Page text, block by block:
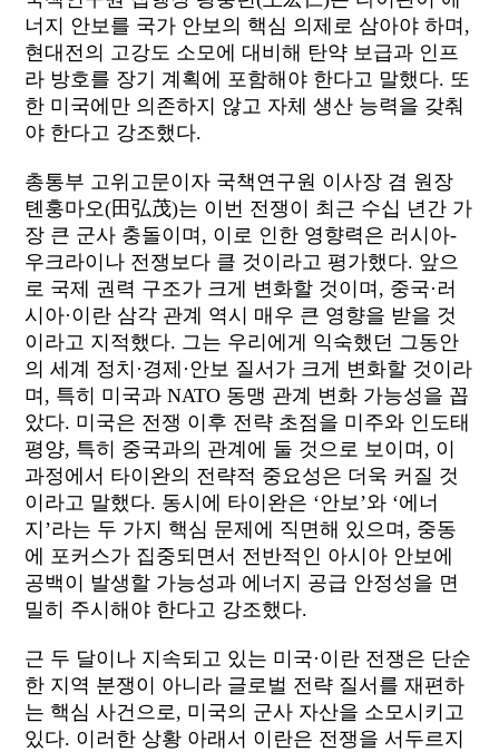
너지 안보를 국가 안보의 핵심 의제로 삼아야 하며 ,
현대전의 고강도 소모에 대비해 탄약 보급과 인프
라 방호를 장기 계획에 포함해야 한다고 말했다. 또
한 미국에만 의존하지 않고 자체 생산 능력을 갖춰
야 한다고 강조했다.
총통부 고위고문이자 국책연구원 이사장 겸 원장
톈훙마오(田弘茂)는 이번 전쟁이 최근 수십 년간 가
장 큰 군사 충돌이며 , 이로 인한 영향력은 러시아-
우크라이나 전쟁보다 클 것이라고 평가했다. 앞으
로 국제 권력 구조가 크게 변화할 것이며 , 중국·러
시아·이란 삼각 관계 역시 매우 큰 영향을 받을 것
이라고 지적했다. 그는 우리에게 익숙했던 그동안
의 세계 정치·경제·안보 질서가 크게 변화할 것이라
며 , 특히 미국과 NATO 동맹 관계 변화 가능성을 꼽
았다. 미국은 전쟁 이후 전략 초점을 미주와 인도태
평양, 특히 중국과의 관계에 둘 것으로 보이며 , 이
과정에서 타이완의 전략적 중요성은 더욱 커질 것
이라고 말했다. 동시에 타이완은 ‘안보’와 ‘에너
지’라는 두 가지 핵심 문제에 직면해 있으며 , 중동
에 포커스가 집중되면서 전반적인 아시아 안보에
공백이 발생할 가능성과 에너지 공급 안정성을 면
밀히 주시해야 한다고 강조했다.
근 두 달이나 지속되고 있는 미국·이란 전쟁은 단순
한 지역 분쟁이 아니라 글로벌 전략 질서를 재편하
는 핵심 사건으로 , 미국의 군사 자산을 소모시키고
있다. 이러한 상황 아래서 이란은 전쟁을 서두르지